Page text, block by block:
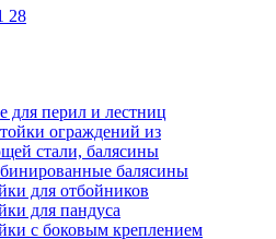
28
перил и лестниц
ограждений из
стали, балясины
балясины
для отбойников
для пандуса
с боковым креплением